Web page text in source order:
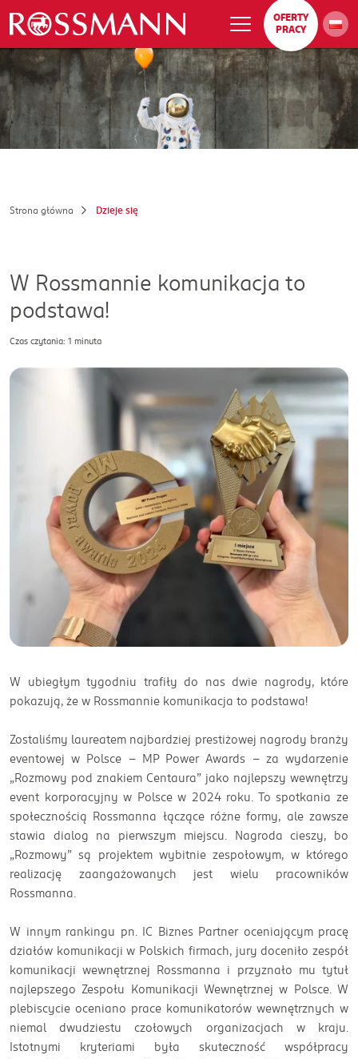
OFERTY
PRACY
Strona główna Dzieje się
W Rossmannie komunikacja to
podstawa!
Czas czytania: 1 minuta
W ubiegłym tygodniu trafiły do nas dwie nagrody, które
pokazują, że w Rossmannie komunikacja to podstawa!
Zostaliśmy laureatem najbardziej prestiżowej nagrody branży
eventowej w Polsce – MP Power Awards - za wydarzenie
„Rozmowy pod znakiem Centaura” jako najlepszy wewnętrzy
event korporacyjny w Polsce w 2024 roku. To spotkania ze
społecznością Rossmanna łączące różne formy, ale zawsze
stawia dialog na pierwszym miejscu. Nagroda cieszy, bo
„Rozmowy” są projektem wybitnie zespołowym, w którego
realizację zaangażowanych jest wielu pracowników
Rossmanna.
W innym rankingu pn. IC Biznes Partner oceniającym pracę
działów komunikacji w Polskich firmach, jury doceniło zespół
komunikacji wewnętrznej Rossmanna i przyznało mu tytuł
najlepszego Zespołu Komunikacji Wewnętrznej w Polsce. W
plebiscycie oceniano prace komunikatorów wewnętrznych w
niemal dwudziestu czołowych organizacjach w kraju.
Istotnymi kryteriami była skuteczność współpracy